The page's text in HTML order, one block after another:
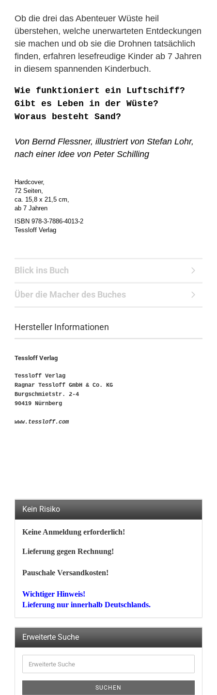
Ob die drei das Abenteuer Wüste heil
überstehen, welche unerwarteten Entdeckungen
sie machen und ob sie die Drohnen tatsächlich
finden, erfahren lesefreudige Kinder ab 7 Jahren
in diesem spannenden Kinderbuch.
Wie funktioniert ein Luftschiff?
Gibt es Leben in der Wüste?
Woraus besteht Sand?
Von Bernd Flessner, illustriert von Stefan Lohr,
nach einer Idee von Peter Schilling
Hardcover,
72 Seiten,
ca. 15,8 x 21,5 cm,
ab 7 Jahren
ISBN 978-3-7886-4013-2
Tessloff Verlag
Blick ins Buch
Über die Macher des Buches
Hersteller Informationen
Tessloff Verlag
Tessloff Verlag
Ragnar Tessloff GmbH & Co. KG
Burgschmietstr. 2-4
90419 Nürnberg
www.tessloff.com
Kein Risiko
Keine Anmeldung erforderlich!
Lieferung gegen Rechnung!
Pauschale Versandkosten!
Wichtiger Hinweis!
Lieferung nur innerhalb Deutschlands.
Erweiterte Suche
Suche
SUCHEN